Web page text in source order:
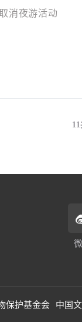
消夜游活动
保护基金会 中国